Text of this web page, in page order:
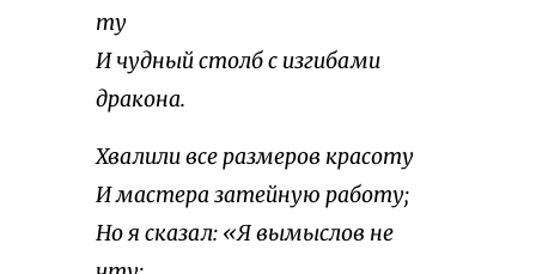
ту
И чудный столб с изгибами
дракона.
Хвалили все размеров красоту
И мастера затейную работу;
Но я сказал: «Я вымыслов не